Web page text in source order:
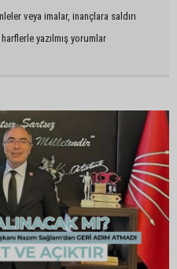
veya imalar, inançlara saldırı
yazılmış yorumlar